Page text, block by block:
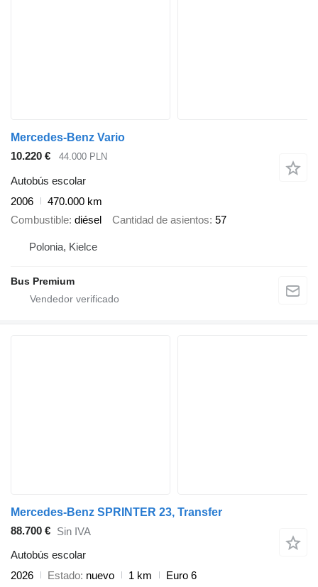
Mercedes-Benz Vario
10.220 €
44.000 PLN
Autobús escolar
2006
470.000 km
Combustible diésel Cantidad de asientos 57
Polonia, Kielce
Bus Premium
Mercedes-Benz SPRINTER 23, Transfer
88.700 € Sin IVA
Autobús escolar
2026
Estado nuevo 1 km
Euro 6